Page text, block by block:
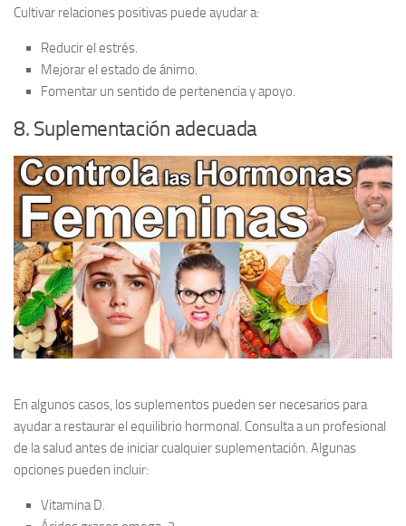
Cultivar relaciones positivas puede ayudar a:
Reducir el estrés.
Mejorar el estado de ánimo.
Fomentar un sentido de pertenencia y apoyo.
8. Suplementación adecuada
En algunos casos, los suplementos pueden ser necesarios para
ayudar a restaurar el equilibrio hormonal. Consulta a un profesional
de la salud antes de iniciar cualquier suplementación. Algunas
opciones pueden incluir:
Vitamina D.